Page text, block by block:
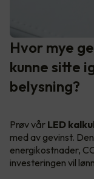
Hvor mye
kunne sitte
belysning?
Prøv vår LED
med av gevinst.
energikostnader,
investeringen vil